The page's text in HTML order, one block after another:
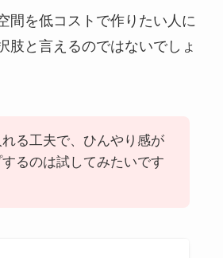
間を低コストで作りたい人に
肢と言えるのではないでしょ
る工夫で、ひんやり感が
るのは試してみたいです